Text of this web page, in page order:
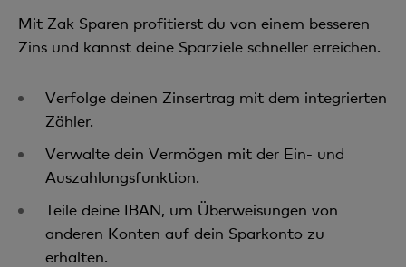
Mit Zak Sparen profitierst du von einem besseren
Zins und kannst deine Sparziele schneller erreichen.
Verfolge deinen Zinsertrag mit dem integrierten
Zähler.
Verwalte dein Vermögen mit der Ein- und
Auszahlungsfunktion.
Teile deine IBAN, um Überweisungen von
anderen Konten auf dein Sparkonto zu
erhalten.